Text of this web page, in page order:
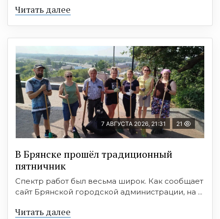
Читать далее
7 АВГУСТА 2026, 21:31 21
В Брянске прошёл традиционный
пятничник
Спектр работ был весьма широк. Как сообщает
сайт Брянской городской администрации, на ...
Читать далее